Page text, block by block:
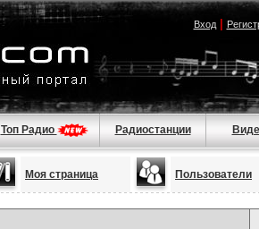
Вход|
Топ Радио Радиостанции
Моя страница Пользователи